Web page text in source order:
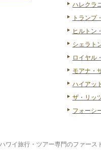
ハレクラ
トランプ
ヒルトン
シェラト
ロイヤル
モアナ・
ハイアッ
ザ・リッ
フォーシ
イ旅行・ツアー専門のファー